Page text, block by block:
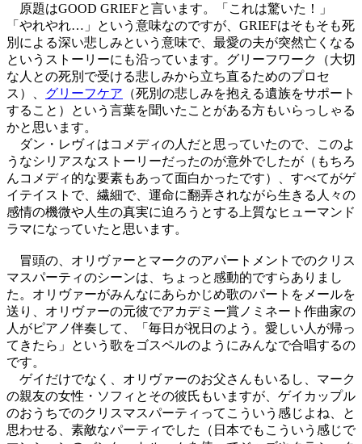
原題はGOOD GRIEFと言います。「これは驚いた！」
「やれやれ…」という意味なのですが、GRIEFはそもそも死
別による深い悲しみという意味で、最愛の夫が突然亡くなる
というストーリーにも沿っています。グリーフワーク（大切
な人との死別で受ける悲しみから立ち直るためのプロセ
ス）、 グリーフケア （死別の悲しみを抱える遺族をサポート
すること）という言葉を聞いたことがある方もいらっしゃる
かと思います。
ダン・レヴィはコメディの人だと思っていたので、このよ
うなシリアスなストーリーだったのが意外でしたが（もちろ
んコメディ的な要素もあって面白かったです）、すべてがゲ
イテイストで、繊細で、運命に翻弄されながら生きる人々の
感情の機微や人生の真実に迫ろうとする上質なヒューマンド
ラマになっていたと思います。
冒頭の、オリヴァーとマークのアパートメントでのクリス
マスパーティのシーンは、ちょっと感動的ですらありまし
た。オリヴァーがみんなにあらかじめ歌のパートをメールを
送り、オリヴァーの元彼でアカデミー賞ノミネート作曲家の
人がピアノ伴奏して、「毎日が祝日のよう。愛しい人が帰っ
てきたら」という歌をゴスペルのようにみんなで合唱するの
です。
ゲイだけでなく、オリヴァーのお父さんもいるし、マーク
の親友の女性・ソフィとその彼氏もいますが、ゲイカップル
のおうちでのクリスマスパーティってこういう感じよね、と
思わせる、素敵なパーティでした（日本でもこういう感じで